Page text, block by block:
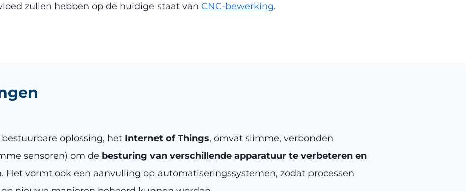
zullen hebben op de huidige staat van CNC-bewerking.
oplossing, het Internet of Things, omvat slimme, verbonden
sensoren) om de besturing van verschillende apparatuur te verbeteren en
Het vormt ook een aanvulling op automatiseringssystemen, zodat processen